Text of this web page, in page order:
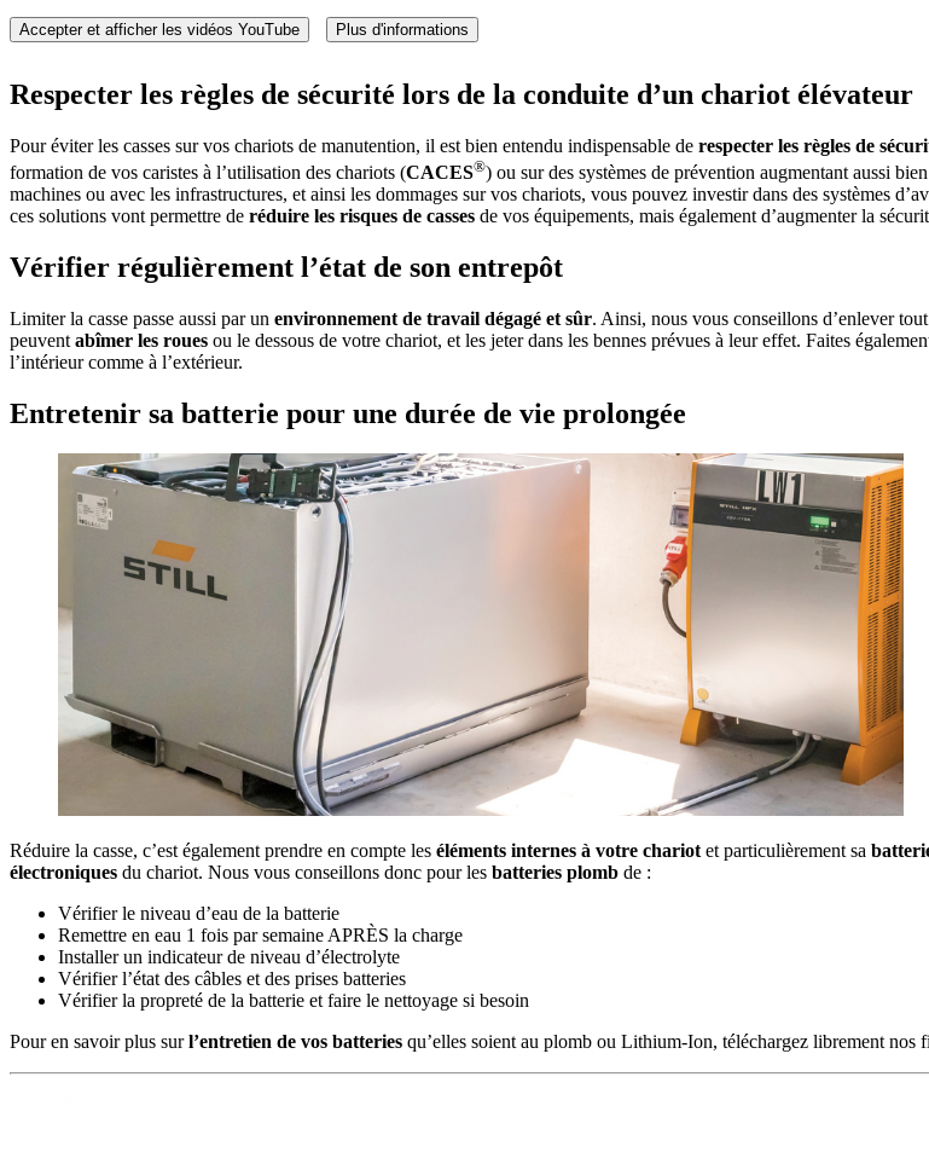
Accepter et afficher les vidéos YouTube Plus d'informations
Respecter les règles de sécurité lors de la conduite d’un chariot élévateur
Pour éviter les casses sur vos chariots de manutention, il est bien entendu indispensable de respecter les règles de
formation de vos caristes à l’utilisation des chariots (CACES®) ou sur des systèmes de prévention augmentant aussi
machines ou avec les infrastructures, et ainsi les dommages sur vos chariots, vous pouvez investir dans des systèmes
ces solutions vont permettre de réduire les risques de casses de vos équipements, mais également d’augmenter la
Vérifier régulièrement l’état de son entrepôt
Limiter la casse passe aussi par un environnement de travail dégagé et sûr. Ainsi, nous vous conseillons d’enlever
peuvent abîmer les roues ou le dessous de votre chariot, et les jeter dans les bennes prévues à leur effet. Faites
l’intérieur comme à l’extérieur.
Entretenir sa batterie pour une durée de vie prolongée
Réduire la casse, c’est également prendre en compte les éléments internes à votre chariotet particulièrement sa
électroniques du chariot. Nous vous conseillons donc pour les batteries plomb de :
Vérifier le niveau d’eau de la batterie
Remettre en eau 1 fois par semaine APRÈS la charge
Installer un indicateur de niveau d’électrolyte
Vérifier l’état des câbles et des prises batteries
Vérifier la propreté de la batterie et faire le nettoyage si besoin
Pour en savoir plus surl’entretien de vos batteries qu’elles soient au plomb ou Lithium-Ion, téléchargez librement nos